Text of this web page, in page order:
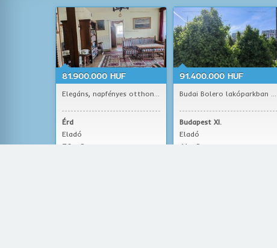
81.900.000 HUF
Elegáns, napfényes otthon...
Érd
Eladó
76 m2
91.400.000 HUF
Budai Bolero lakóparkban ...
Budapest XI.
Eladó
41 m2